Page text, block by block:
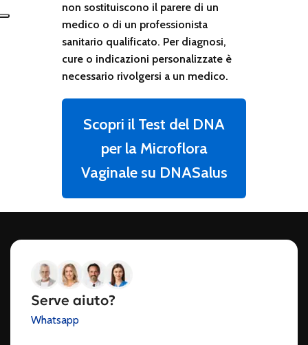
non sostituiscono il parere di un
medico o di un professionista
sanitario qualificato. Per diagnosi,
cure o indicazioni personalizzate è
necessario rivolgersi a un medico.
Scopri il Test del DNA
per la Microflora
Vaginale su DNASalus
Serve aiuto?
Whatsapp